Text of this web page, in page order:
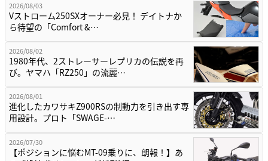
2026/08/03
Vストローム250SXオーナー必見！ デイトナか
ら待望の「Comfort &…
2026/08/02
1980年代、2ストレーサーレプリカの伝説を再
び。ヤマハ「RZ250」の流麗…
2026/08/01
進化したカワサキZ900RSの制動力を引き出す専
用設計。プロト「SWAGE-…
2026/07/30
【ポジションに悩むMT-09乗りに、朗報！】あ